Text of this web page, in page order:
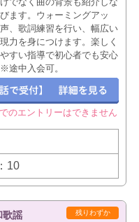
ます。ウォーミングアッ
、歌詞練習を行い、幅広い
力を身につけます。楽しく
すい指導で初心者でも安心
途中入会可。
のエントリーはできません
10
残りわずか
歌謡